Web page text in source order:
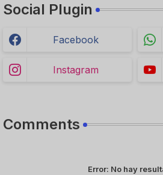
Social Plugin
Facebook
Instagram
Comments
Error: No hay